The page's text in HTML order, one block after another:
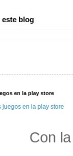
este blog
en la play store
juegos en la play store
Con